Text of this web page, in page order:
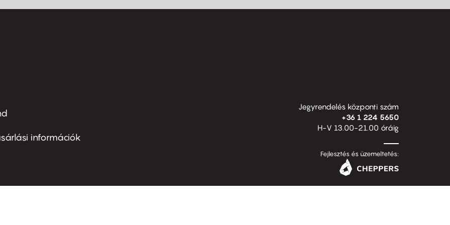
információk
Jegyrendelés központi szám
+36 1 224 5650
H-V 13.00-21.00 óráig
Fejlesztés és üzemeltetés: